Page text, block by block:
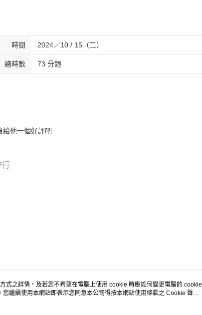
時間 2024／10 / 15（二）
總時數 73 分鐘
給他一個好評吧
行
客服資訊
式之詳情，及若您不希望在電腦上使用 cookie 時應如何變更電腦的 cookie
您繼續使用本網站即表示您同意本公司得按本網站使用條款之 Cookie 聲明